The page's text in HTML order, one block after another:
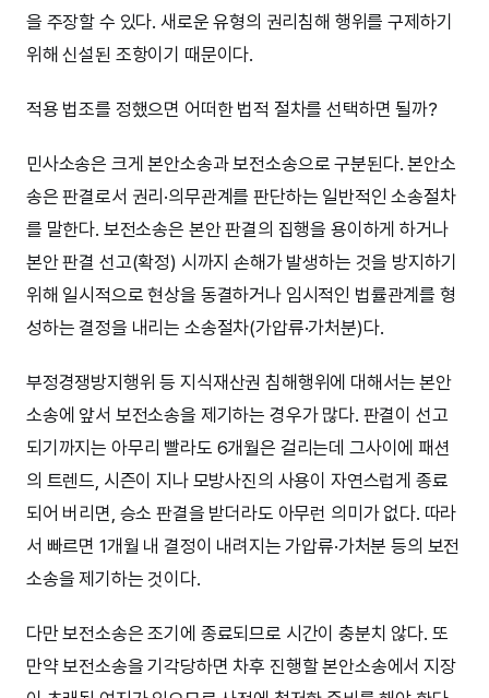
을 주장할 수 있다. 새로운 유형의 권리침해 행위를 구제하기
위해 신설된 조항이기 때문이다.
적용 법조를 정했으면 어떠한 법적 절차를 선택하면 될까?
민사소송은 크게 본안소송과 보전소송으로 구분된다. 본안소
송은 판결로서 권리·의무관계를 판단하는 일반적인 소송절차
를 말한다. 보전소송은 본안 판결의 집행을 용이하게 하거나
본안 판결 선고(확정) 시까지 손해가 발생하는 것을 방지하기
위해 일시적으로 현상을 동결하거나 임시적인 법률관계를 형
성하는 결정을 내리는 소송절차(가압류·가처분)다.
부정경쟁방지행위 등 지식재산권 침해행위에 대해서는 본안
소송에 앞서 보전소송을 제기하는 경우가 많다. 판결이 선고
되기까지는 아무리 빨라도 6개월은 걸리는데 그사이에 패션
의 트렌드, 시즌이 지나 모방사진의 사용이 자연스럽게 종료
되어 버리면, 승소 판결을 받더라도 아무런 의미가 없다. 따라
서 빠르면 1개월 내 결정이 내려지는 가압류·가처분 등의 보전
소송을 제기하는 것이다.
다만 보전소송은 조기에 종료되므로 시간이 충분치 않다. 또
만약 보전소송을 기각당하면 차후 진행할 본안소송에서 지장